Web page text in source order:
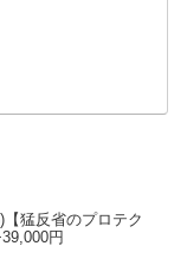
【猛反省のプロテク
円